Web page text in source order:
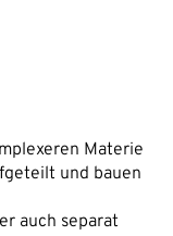
Materie
und bauen
auch separat